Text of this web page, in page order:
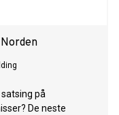
på
De neste